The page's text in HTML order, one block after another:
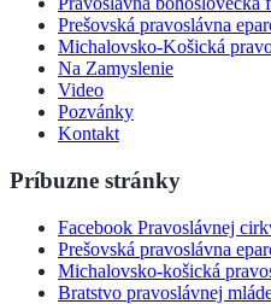
Prešovská pravoslávna
Michalovsko-Košická
Na Zamyslenie
Video
Pozvánky
Kontakt
Príbuzne stránky
Facebook Pravoslávnej
Prešovská pravoslávna
Michalovsko-košická
Bratstvo pravoslávnej